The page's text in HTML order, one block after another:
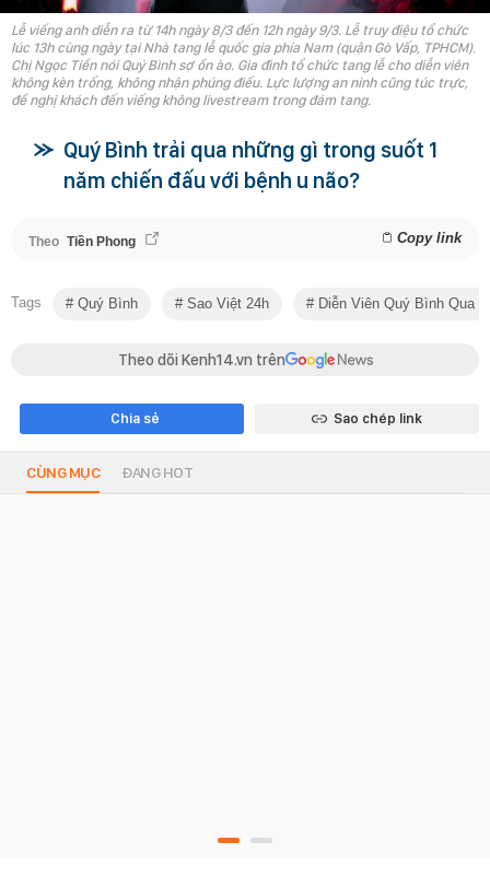
Lễ viếng anh diễn ra từ 14h ngày 8/3 đến 12h ngày 9/3. Lễ truy điệu tổ chức
lúc 13h cùng ngày tại Nhà tang lễ quốc gia phía Nam (quận Gò Vấp, TPHCM).
Chị Ngọc Tiền nói Quý Bình sợ ồn ào. Gia đình tổ chức tang lễ cho diễn viên
không kèn trống, không nhận phúng điếu. Lực lượng an ninh cũng túc trực,
đề nghị khách đến viếng không livestream trong đám tang.
Quý Bình trải qua những gì trong suốt 1
năm chiến đấu với bệnh u não?
Theo Tiền Phong Copy link
Tags Quý Bình Sao Việt 24h Diễn Viên Quý Bình Qua
Theo dõi Kenh14.vn trên
Chia sẻ Sao chép link
CÙNG MỤC ĐANG HOT